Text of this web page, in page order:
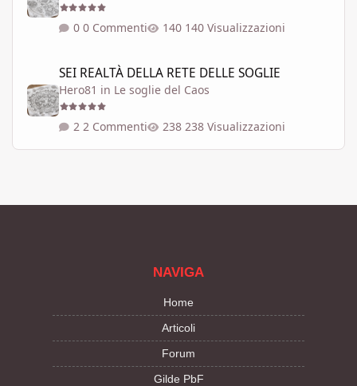
0 Commenti 140 Visualizzazioni
SEI REALTÀ DELLA RETE DELLE SOGLIE
Hero81 in Le soglie del Caos
2 Commenti 238 Visualizzazioni
NAVIGA
Home
Articoli
Forum
Gilde PbF